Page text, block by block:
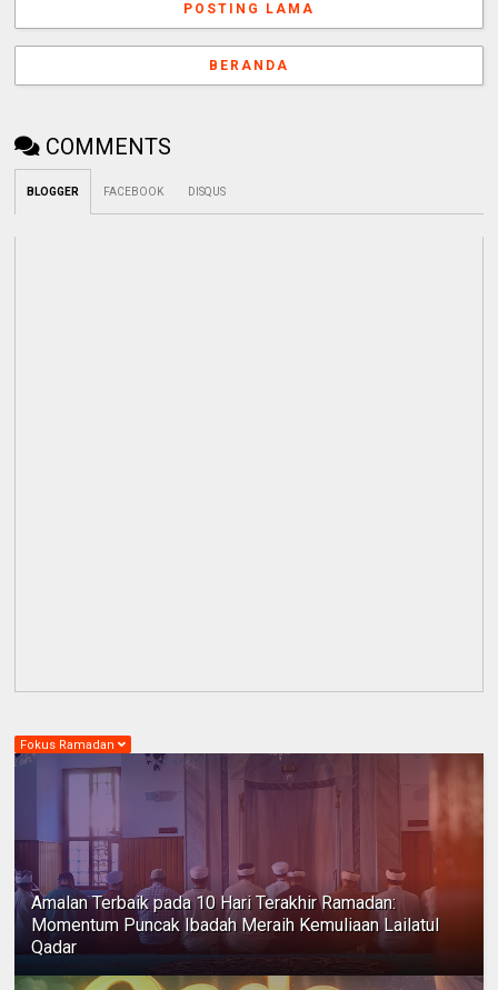
POSTING LAMA
BERANDA
COMMENTS
BLOGGER FACEBOOK DISQUS
Fokus Ramadan
Amalan Terbaik pada 10 Hari Terakhir Ramadan:
Momentum Puncak Ibadah Meraih Kemuliaan Lailatul
Qadar